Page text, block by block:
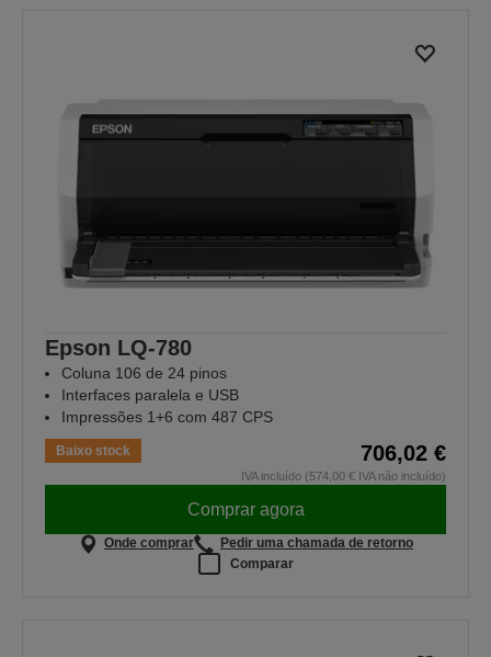
Epson LQ-780
Coluna 106 de 24 pinos
Interfaces paralela e USB
Impressões 1+6 com 487 CPS
Baixo stock 706,02 €
IVA incluído (574,00 € IVA não incluído)
Comprar agora
Onde comprar
Pedir uma chamada de retorno
Comparar